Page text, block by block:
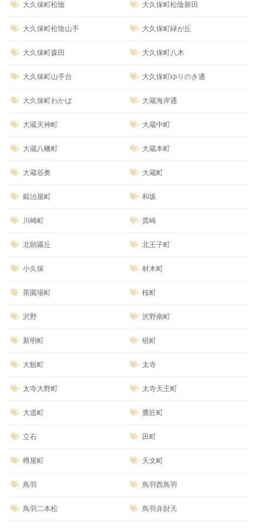
大久保町松陰 大久保町松陰新田
大久保町松陰山手 大久保町緑が丘
大久保町森田 大久保町八木
大久保町山手台 大久保町ゆりのき通
大久保町わかば 大蔵海岸通
大蔵天神町 大蔵中町
大蔵八幡町 大蔵本町
大蔵谷奥 大蔵町
鍛治屋町 和坂
川崎町 貴崎
北朝霧丘 北王子町
小久保 材木町
茶園場町 桜町
沢野 沢野南町
新明町 硯町
大観町 太寺
太寺大野町 太寺天王町
大道町 鷹匠町
立石 田町
樽屋町 天文町
鳥羽 鳥羽西鳥羽
鳥羽二本松 鳥羽弁財天